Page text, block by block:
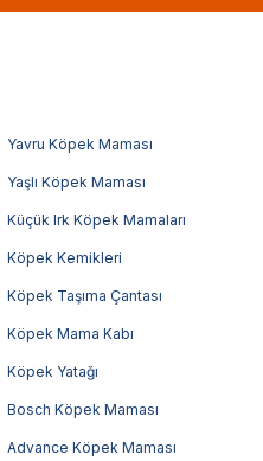
Yavru Köpek Maması
Yaşlı Köpek Maması
Küçük Irk Köpek Mamaları
Köpek Kemikleri
Köpek Taşıma Çantası
Köpek Mama Kabı
Köpek Yatağı
Bosch Köpek Maması
Advance Köpek Maması